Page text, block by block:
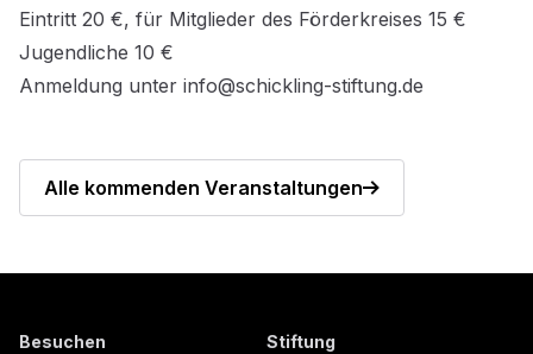
Eintritt 20 €, für Mitglieder des Förderkreises 15 €
Jugendliche 10 €
Anmeldung unter info@schickling-stiftung.de
Alle kommenden Veranstaltungen
Besuchen
Stiftung